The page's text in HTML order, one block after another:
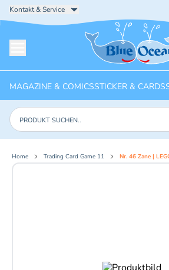
Kontakt & Service
Startseite
MAGAZINE & COMICSSTICKER & CARDS
Produkte suchen
Home Trading Card Game 11 Nr. 46 Zane |